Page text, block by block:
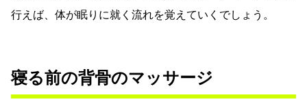
行えば、体が眠りに就く流れを覚えていくでしょう。
寝る前の背骨のマッサージ